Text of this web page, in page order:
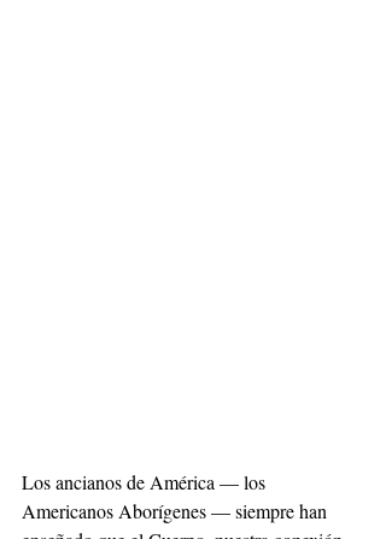
Los ancianos de América — los
Americanos Aborígenes — siempre han